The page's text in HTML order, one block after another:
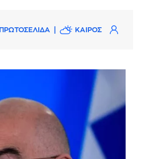
ΠΡΩΤΟΣΕΛΙΔΑ ΚΑΙΡΟΣ